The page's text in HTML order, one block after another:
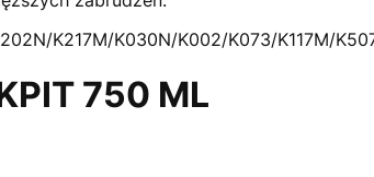
K217M/K030N/K002/K073/K117M/
750 ML